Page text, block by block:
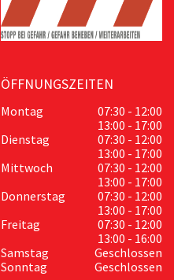
ÖFFNUNGSZEITEN
Montag
07:30 - 12:00
13:00 - 17:00
Dienstag
07:30 - 12:00
13:00 - 17:00
Mittwoch
07:30 - 12:00
13:00 - 17:00
Donnerstag
07:30 - 12:00
13:00 - 17:00
Freitag
07:30 - 12:00
13:00 - 16:00
Samstag
Geschlossen
Sonntag
Geschlossen